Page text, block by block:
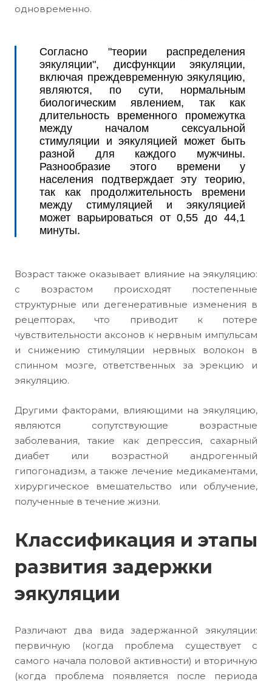
одновременно.
Согласно "теории распределения
эякуляции", дисфункции эякуляции,
включая преждевременную эякуляцию,
являются, по сути, нормальным
биологическим явлением, так как
длительность временного промежутка
между началом сексуальной
стимуляции и эякуляцией может быть
разной для каждого мужчины.
Разнообразие этого времени у
населения подтверждает эту теорию,
так как продолжительность времени
между стимуляцией и эякуляцией
может варьироваться от 0,55 до 44,1
минуты.
Возраст также оказывает влияние на эякуляцию:
с возрастом происходят постепенные
структурные или дегенеративные изменения в
рецепторах, что приводит к потере
чувствительности аксонов к нервным импульсам
и снижению стимуляции нервных волокон в
спинном мозге, ответственных за эрекцию и
эякуляцию.
Другими факторами, влияющими на эякуляцию,
являются сопутствующие возрастные
заболевания, такие как депрессия, сахарный
диабет или возрастной андрогенный
гипогонадизм, а также лечение медикаментами,
хирургическое вмешательство или облучение,
полученные в течение жизни.
Классификация и этапы
развития задержки
эякуляции
Различают два вида задержанной эякуляции:
первичную (когда проблема существует с
самого начала половой активности) и вторичную
(когда проблема появляется после периода